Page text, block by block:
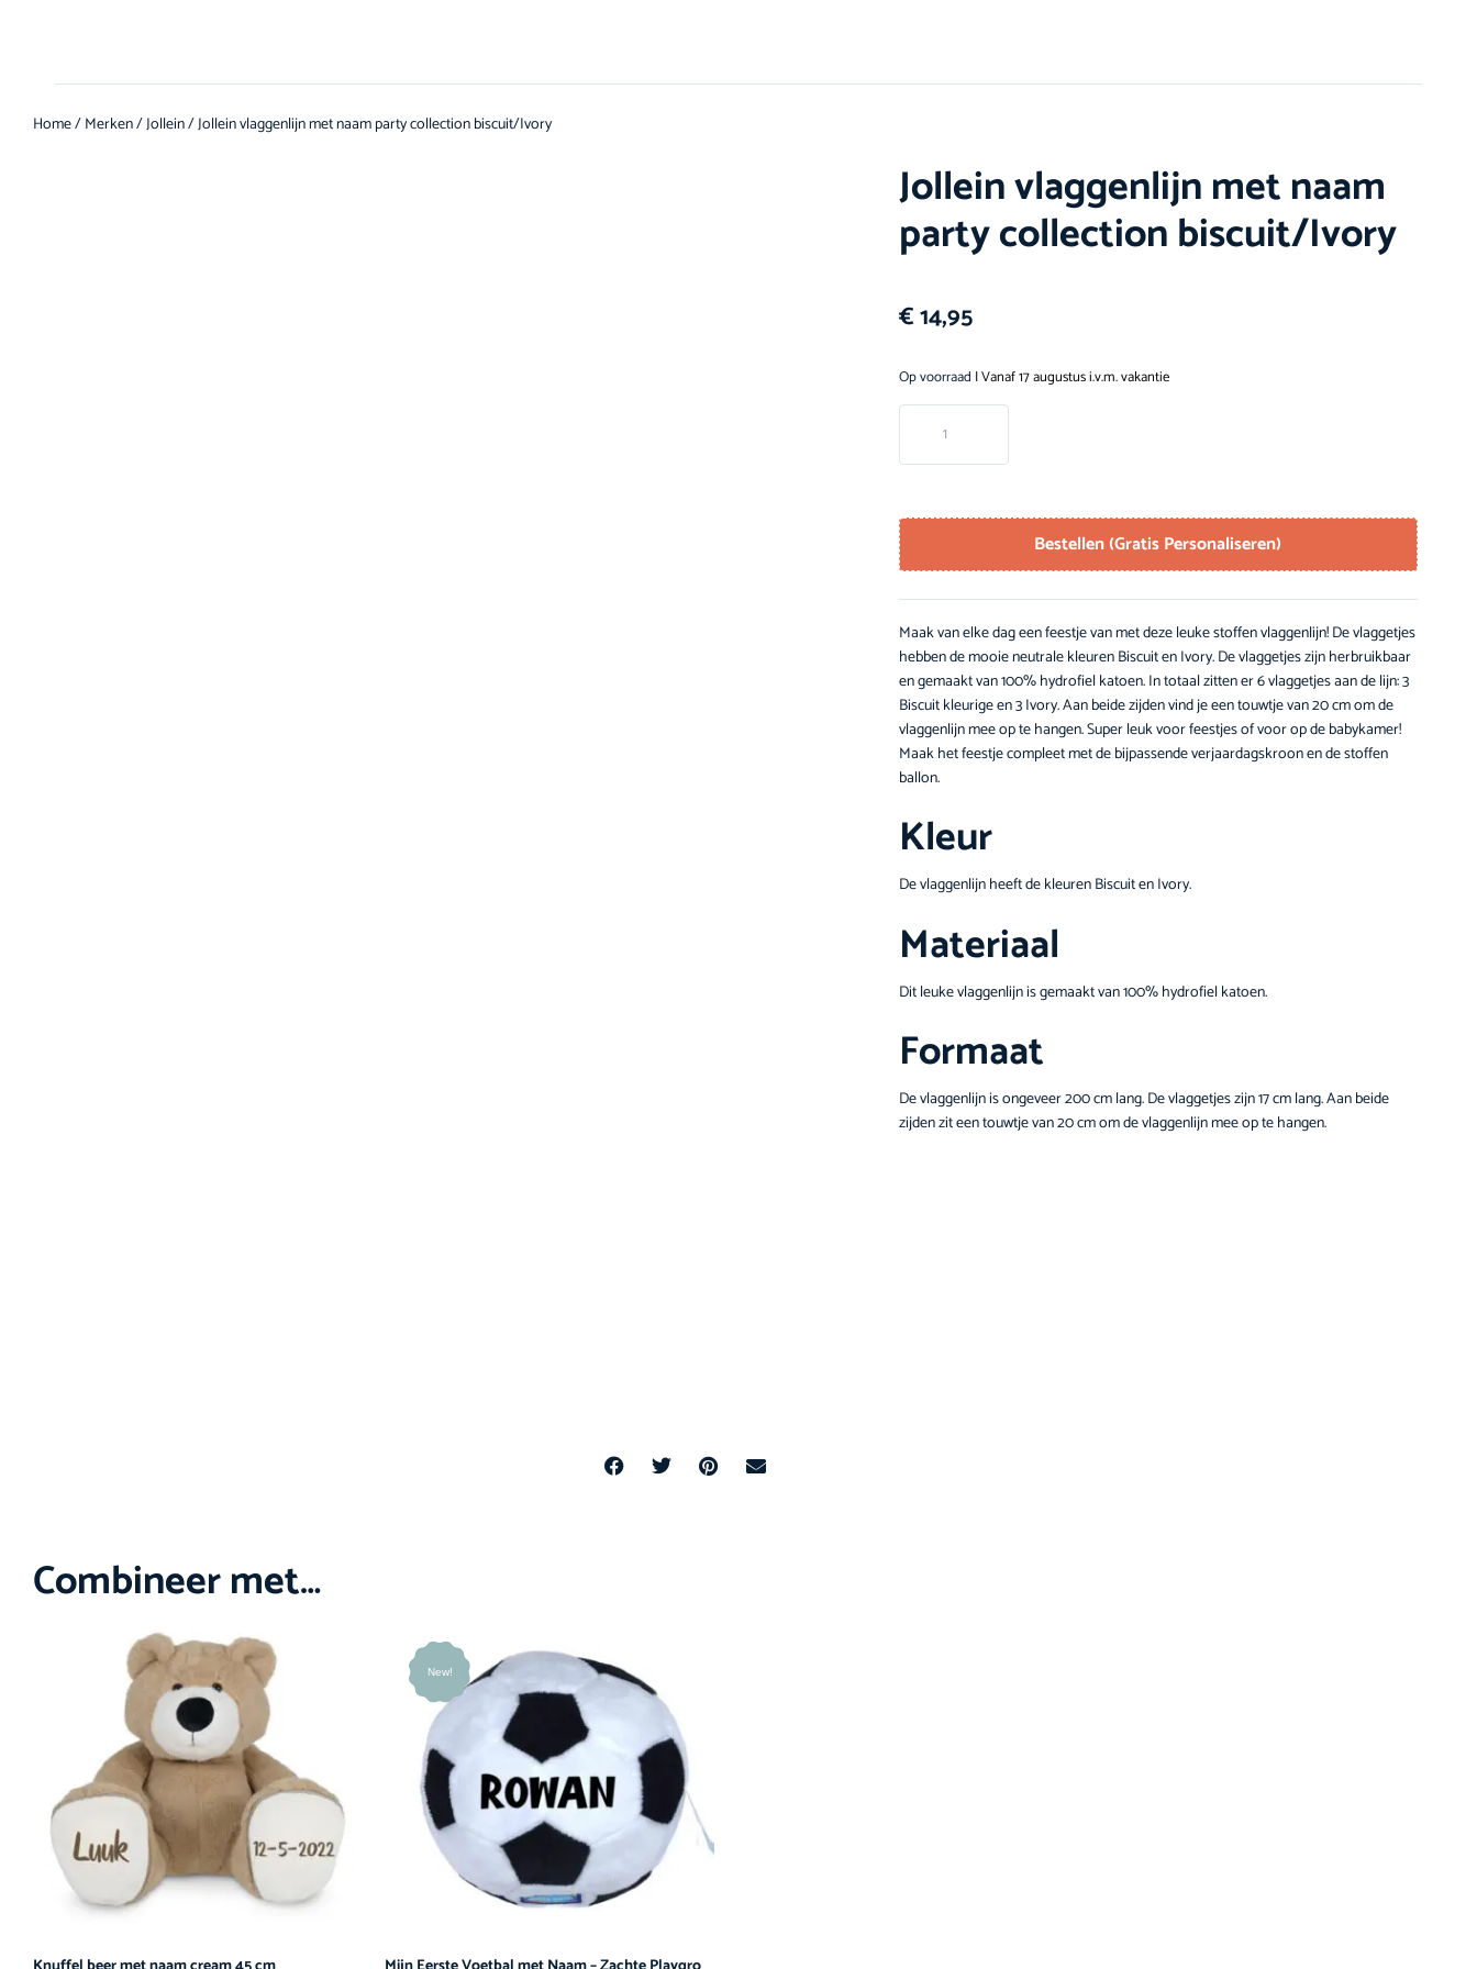
Home/Merken/Jollein/ Jollein vlaggenlijn met naam party collection biscuit/Ivory
Jollein vlaggenlijn met naam
party collection biscuit/Ivory
€14,95
Op voorraad | Vanaf 17 augustus i.v.m. vakantie
Bestellen (Gratis Personaliseren)
Maak van elke dag een feestje van met deze leuke stoffen vlaggenlijn! De vlaggetjes
hebben de mooie neutrale kleuren Biscuit en Ivory. De vlaggetjes zijn herbruikbaar
en gemaakt van 100% hydrofiel katoen. In totaal zitten er 6 vlaggetjes aan de lijn: 3
Biscuit kleurige en 3 Ivory. Aan beide zijden vind je een touwtje van 20 cm om de
vlaggenlijn mee op te hangen. Super leuk voor feestjes of voor op de babykamer!
Maak het feestje compleet met de bijpassende verjaardagskroon en de stoffen
ballon.
Kleur
De vlaggenlijn heeft de kleuren Biscuit en Ivory.
Materiaal
Dit leuke vlaggenlijn is gemaakt van 100% hydrofiel katoen.
Formaat
De vlaggenlijn is ongeveer 200 cm lang. De vlaggetjes zijn 17 cm lang. Aan beide
zijden zit een touwtje van 20 cm om de vlaggenlijn mee op te hangen.
Combineer met…
New!